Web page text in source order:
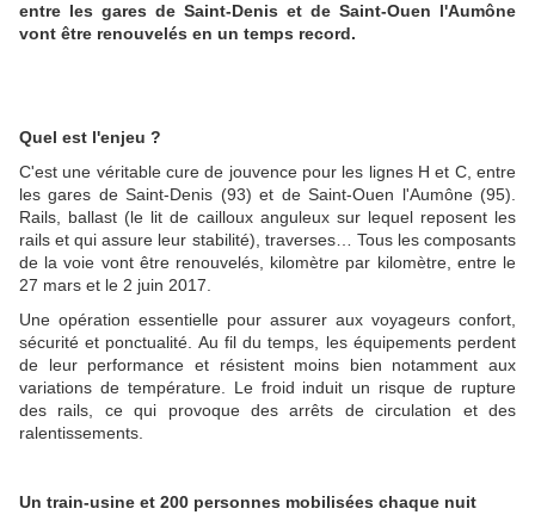
entre les gares de Saint-Denis et de Saint-Ouen l'Aumône
vont être renouvelés en un temps record.
Quel est l'enjeu ?
C'est une véritable cure de jouvence pour les lignes H et C, entre
les gares de Saint-Denis (93) et de Saint-Ouen l'Aumône (95).
Rails, ballast (le lit de cailloux anguleux sur lequel reposent les
rails et qui assure leur stabilité), traverses… Tous les composants
de la voie vont être renouvelés, kilomètre par kilomètre, entre le
27 mars et le 2 juin 2017.
Une opération essentielle pour assurer aux voyageurs confort,
sécurité et ponctualité. Au fil du temps, les équipements perdent
de leur performance et résistent moins bien notamment aux
variations de température. Le froid induit un risque de rupture
des rails, ce qui provoque des arrêts de circulation et des
ralentissements.
Un train-usine et 200 personnes mobilisées chaque nuit